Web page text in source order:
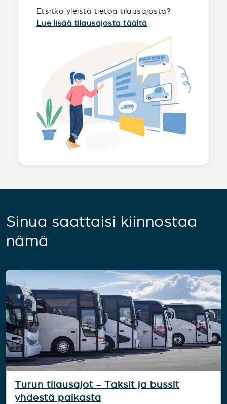
Etsitkö yleistä tietoa tilausajosta?
Lue lisää tilausajosta täältä
Sinua saattaisi kiinnostaa
nämä
Turun tilausajot - Taksit ja bussit
yhdestä paikasta